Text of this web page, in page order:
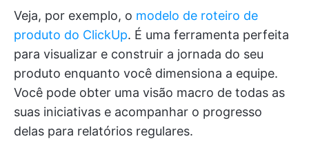
Veja, por exemplo, o modelo de roteiro de
produto do ClickUp. É uma ferramenta perfeita
para visualizar e construir a jornada do seu
produto enquanto você dimensiona a equipe.
Você pode obter uma visão macro de todas as
suas iniciativas e acompanhar o progresso
delas para relatórios regulares.